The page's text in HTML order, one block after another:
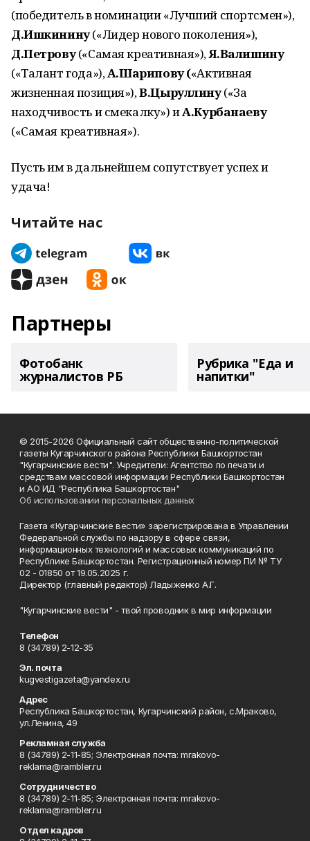
(победитель в номинации «Лучший спортсмен»),
Д.Ишкинину(«Лидер нового поколения»),
Д.Петрову(«Самая креативная»),Я.Валишину
(«Талант года»),А.Шарипову («Активная
жизненная позиция»),В.Цыруллину(«За
находчивость и смекалку») иА.Курбанаеву
(«Самая креативная»).
Пусть им в дальнейшем сопутствует успех и
удача!
Читайте нас
Партнеры
Фотобанк
журналистов РБ
Рубрика "Еда и
напитки"
© 2015-2026 Официальный сайт общественно-политической
газеты Кугарчинского района Республики Башкортостан
"Кугарчинские вести". Учредители: Агентство по печати и
средствам массовой информации Республики Башкортостан
и АО ИД "Республика Башкортостан"
Об использовании персональных данных
Газета «Кугарчинские вести» зарегистрирована в Управлении
Федеральной службы по надзору в сфере связи,
информационных технологий и массовых коммуникаций по
Республике Башкортостан. Регистрационный номер ПИ № ТУ
02 - 01850 от 19.05.2025 г.
Директор (главный редактор) Ладыженко А.Г.
"Кугарчинские вести" - твой проводник в мир информации
Телефон
8 (34789) 2-12-35
Эл. почта
kugvestigazeta@yandex.ru
Адрес
Республика Башкортостан, Кугарчинский район, с.Мраково,
ул.Ленина, 49
Рекламная служба
8 (34789) 2-11-85; Электронная почта: mrakovo-
reklama@rambler.ru
Сотрудничество
8 (34789) 2-11-85; Электронная почта: mrakovo-
reklama@rambler.ru
Отдел кадров